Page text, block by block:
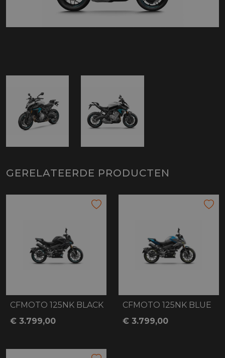
GERELATEERDE PRODUCTEN
CFMOTO 125NK BLACK
€ 3.799,00
CFMOTO 125NK BLUE
€ 3.799,00